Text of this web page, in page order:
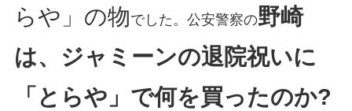
らや」の物でした。公安警察の野崎
は、ジャミーンの退院祝いに
「とらや」で何を買ったのか?